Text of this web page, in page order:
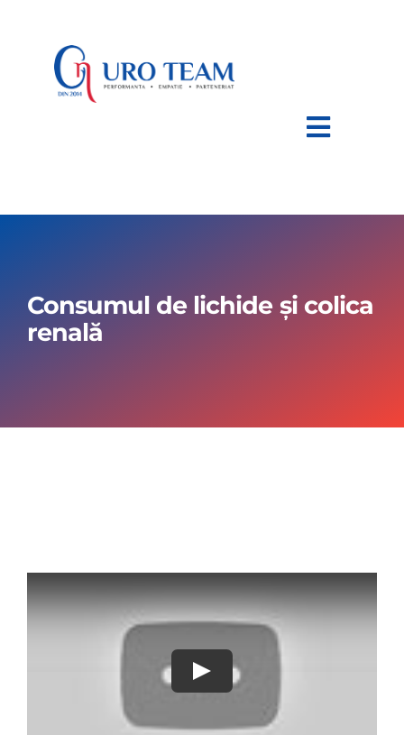
Toggle
AFECTIUNI
Consumul de lichide și colica
renală